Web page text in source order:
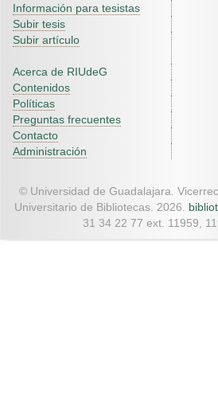
Información para tesistas
Subir tesis
Subir artículo
Acerca de RIUdeG
Contenidos
Políticas
Preguntas frecuentes
Contacto
Administración
© Universidad de Guadalajara.
Universitario de Bibliotecas. 2026.
31 34 22 77 ext. 11959,